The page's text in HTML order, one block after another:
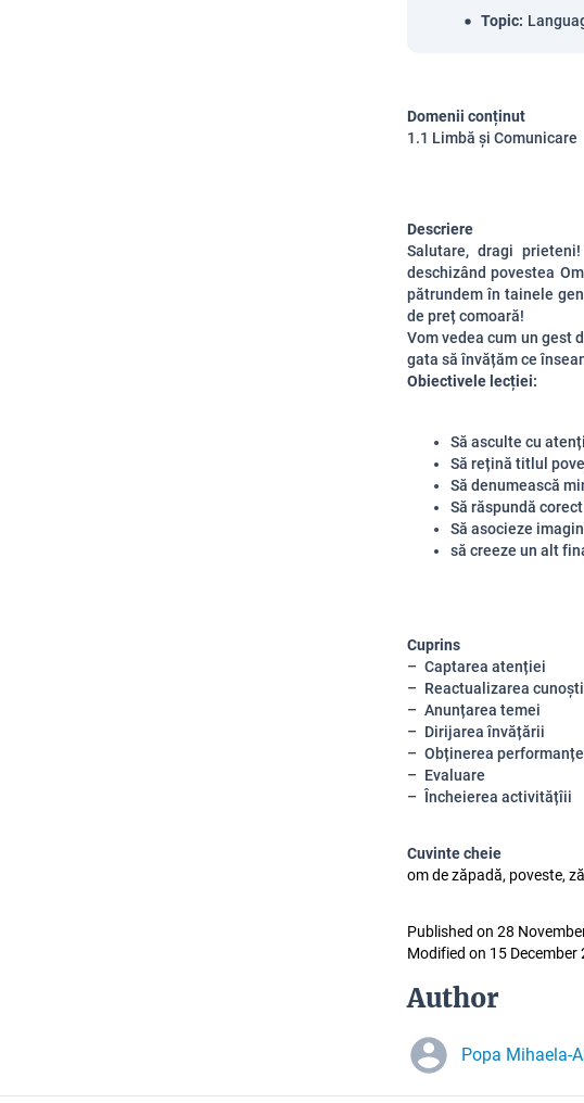
Topic:
Domenii conținut
1.1 Limbă și Comunicare
Descriere
Salutare, dragi
deschizând povestea
pătrundem în tainele
de preț comoară!
Vom vedea cum un gest
gata să învățăm ce
Obiectivele lecției:
Să asculte cu
Să rețină titlul
Să denumească
Să răspundă
Să asocieze
să creeze un alt
Cuprins
Captarea atenției
Reactualizarea
Anunțarea temei
Dirijarea învățării
Obținerea
Evaluare
Încheierea activitățîii
Cuvinte cheie
om de zăpadă, poveste,
Published on 28
Modified on 15 December
Author
Popa Mihaela-